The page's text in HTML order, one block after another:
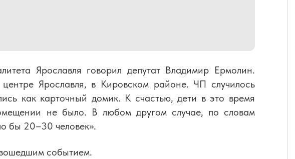
Ярославля говорил депутат Владимир Ермолин.
Ярославля, в Кировском районе. ЧП случилось
как карточный домик. К счастью, дети в это время
не было. В любом другом случае, по словам
бы 20–30 человек».
событием.